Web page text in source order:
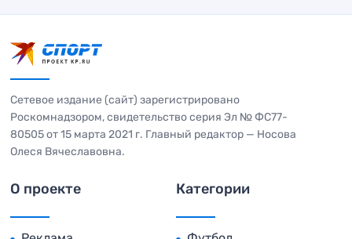
Сетевое издание (сайт) зарегистрировано
Роскомнадзором, свидетельство серия Эл № ФС77-
80505 от 15 марта 2021 г. Главный редактор — Носова
Олеся Вячеславовна.
О проекте Категории